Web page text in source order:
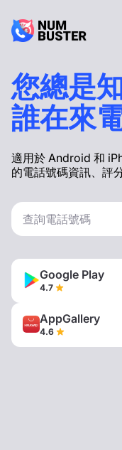
您總是
誰在來
適用於 Android 和
的電話號碼資訊、評
Google Play
4.7
AppGallery
4.6